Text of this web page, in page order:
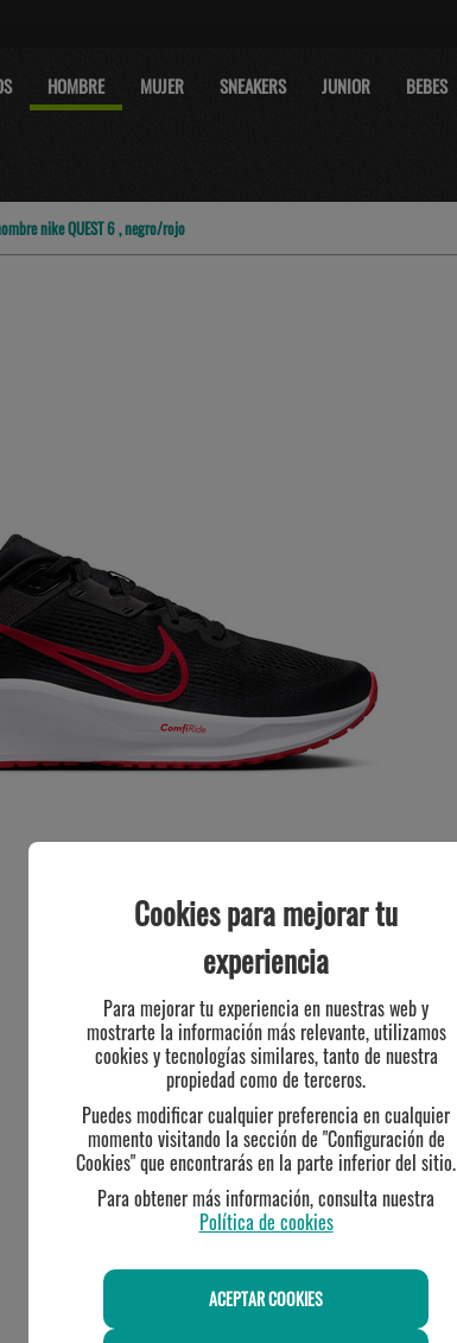
HOMBRE MUJER SNEAKERS JUNIOR BEBES
nike QUEST 6 , negro/rojo
Cookies para mejorar tu
experiencia
Para mejorar tu experiencia en nuestras web y
mostrarte la información más relevante, utilizamos
cookies y tecnologías similares, tanto de nuestra
propiedad como de terceros.
Puedes modificar cualquier preferencia en cualquier
momento visitando la sección de "Configuración de
Cookies" que encontrarás en la parte inferior del sitio.
Para obtener más información, consulta nuestra
Política de cookies
ACEPTAR COOKIES